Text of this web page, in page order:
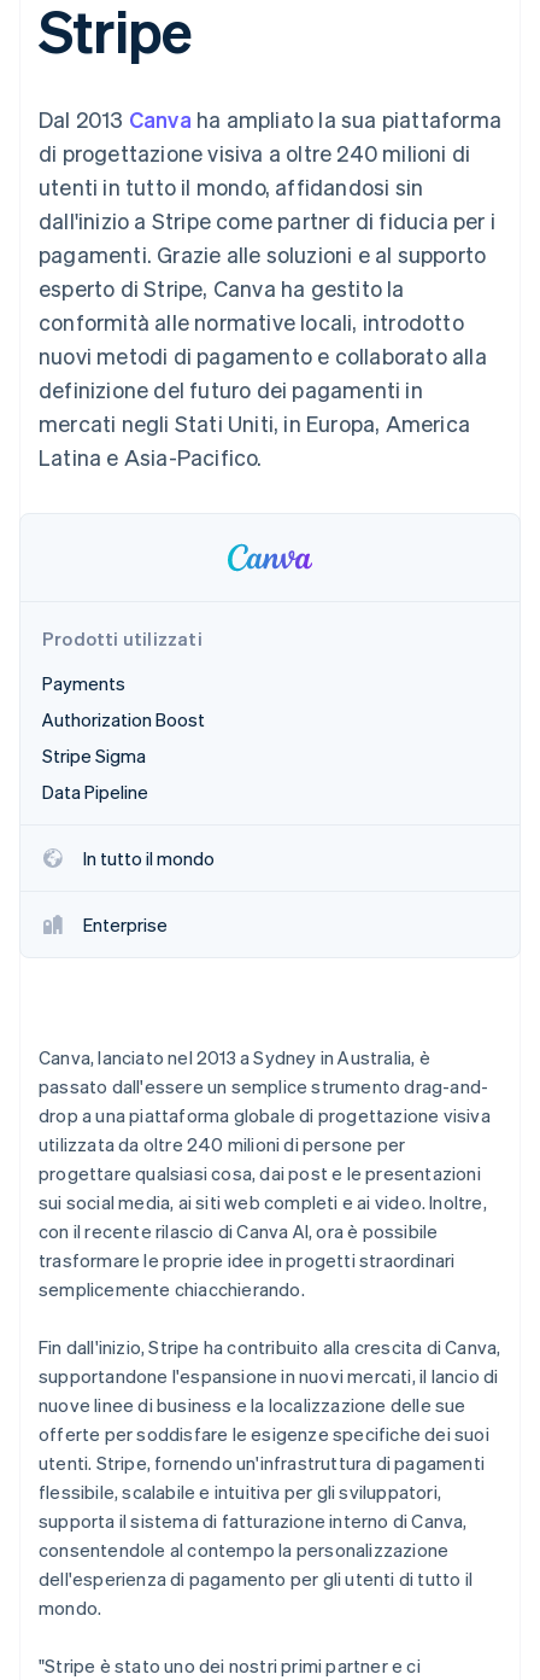
flessibile
Metodi di
pagamento
Accesso a
Terminal
persona
Authorization
Accettazione
ottimizzata
Link
Pagamento
accelerato
Connections
Conti finanziari
Data Pipeline
dei dati
Altro
Scopri cosa ti aspetta
Atlas
Costituzione di start-up
Climate
Rimozione del carbonio
Identity
Verifica online dell'identità
Stripe Sessions 2026
Scopri come Stripe sta costruendo l'infrastruttura
Gestione del denaro
Piattaforme
SaaS
Per settore
Aziende di IA
Creator economy
Gaming
tempo libero
Assicurazione
intrattenimento
Organizzazioni non
profit
Servizi professionali
Pubblica
amministrazione
Partner
Gestire gli
abbonamenti
Offrire addebiti in base
garantite da stablecoin
Esegui il provisioning e
gestisci i servizi con gli
agenti
Risorse
Integrazioni app
Esempi di codice
Blog per sviluppatori
Stato dell'API
Roadmap del prodotto
Conferenza annuale
Sala stampa
Stripe Press
Recapiti
Contattaci
Diventa nostro partner
Stripe
Dal 2013 Canva ha ampliato la sua piattaforma
di progettazione visiva a oltre 240 milioni di
utenti in tutto il mondo, affidandosi sin
dall'inizio a Stripe come partner di fiducia per i
pagamenti. Grazie alle soluzioni e al supporto
esperto di Stripe, Canva ha gestito la
conformità alle normative locali, introdotto
nuovi metodi di pagamento e collaborato alla
definizione del futuro dei pagamenti in
mercati negli Stati Uniti, in Europa, America
Latina e Asia-Pacifico.
Prodotti utilizzati
Payments
Authorization Boost
Stripe Sigma
Data Pipeline
In tutto il mondo
Enterprise
Canva, lanciato nel 2013 a Sydney in Australia, è
passato dall'essere un semplice strumento drag-and-
drop a una piattaforma globale di progettazione visiva
utilizzata da oltre 240 milioni di persone per
progettare qualsiasi cosa, dai post e le presentazioni
sui social media, ai siti web completi e ai video. Inoltre,
con il recente rilascio di Canva AI, ora è possibile
trasformare le proprie idee in progetti straordinari
semplicemente chiacchierando.
Fin dall'inizio, Stripe ha contribuito alla crescita di Canva,
supportandone l'espansione in nuovi mercati, il lancio di
nuove linee di business e la localizzazione delle sue
offerte per soddisfare le esigenze specifiche dei suoi
utenti. Stripe, fornendo un'infrastruttura di pagamenti
flessibile, scalabile e intuitiva per gli sviluppatori,
supporta il sistema di fatturazione interno di Canva,
consentendole al contempo la personalizzazione
dell'esperienza di pagamento per gli utenti di tutto il
mondo.
"Stripe è stato uno dei nostri primi partner e ci